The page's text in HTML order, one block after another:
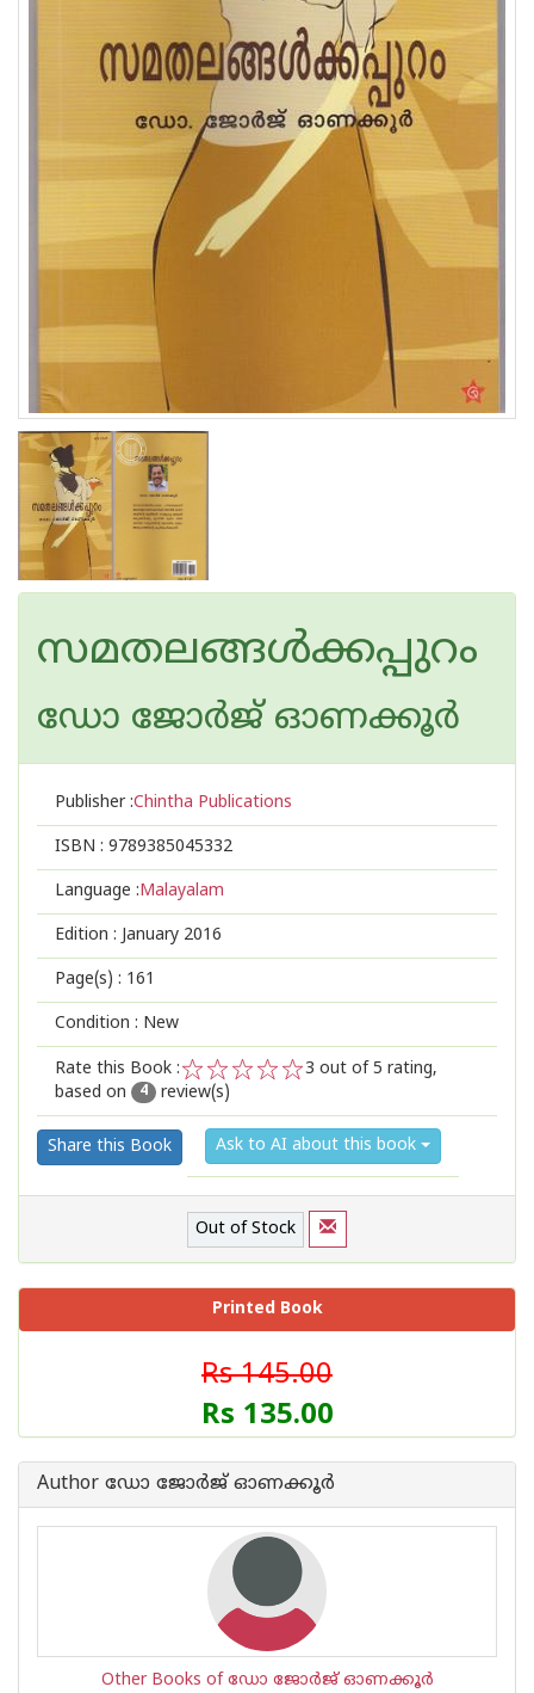
സമതലങ്ങള്‍ക്കപ്പുറം
ഡോ ജോര്‍ജ് ഓണക്കൂര്‍
Publisher :Chintha Publications
ISBN : 9789385045332
Language :Malayalam
Edition : January 2016
Page(s) : 161
Condition : New
Rate this Book :
2
1
3 out of 5 rating,
based on
4 review(s)
Share this Book Ask to AI about this book
Out of Stock
Printed Book
Rs 145.00
Rs 135.00
Author ഡോ ജോര്‍ജ് ഓണക്കൂര്‍
Other Books of ഡോ ജോര്‍ജ് ഓണക്കൂര്‍